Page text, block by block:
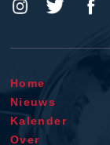
Home
Nieuws
Kalender
Over